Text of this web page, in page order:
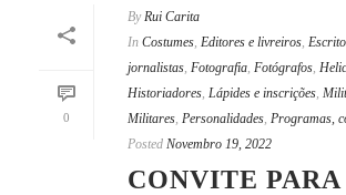
0
By Rui Carita
In Costumes, Editores e livreiros,
jornalistas, Fotografia, Fotógrafos,
Historiadores, Lápides e inscrições,
Militares, Personalidades, Programas,
Posted Novembro 19, 2022
CONVITE PARA